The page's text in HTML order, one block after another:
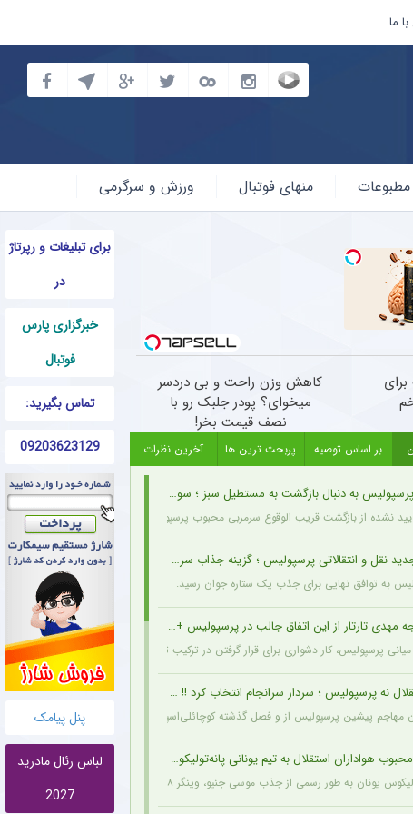
ما
منهای فوتبال ورزش و سرگرمی
برای تبلیغات و رپرتاژ
در
خبرگزاری پارس
فوتبال
تماس بگیرید:
09203623129
پنل پیامک
لباس رئال مادرید
2027
کاهش وزن راحت و بی دردسر
میخوای؟ پودر جلبک رو با
نصف قیمت بخر!
بر اساس توصیه پربحث ترین ها آخرین نظرات
به دنبال بازگشت به مستطیل سبز ؛ سورپرایز بزرگ در راه است ؟ + جزئیات
نشده از بازگشت قریب الوقوع سرمربی محبوب پرسپولیسی‌ها به دنیای فوتبال خبر می‌دهد.
نقل و انتقالاتی پرسپولیس ؛ گزینه جذاب سرخپوش می شود؟
به توافق نهایی برای جذب یک ستاره جوان رسید.
مهدی تارتار از این اتفاق جالب در پرسپولیس + عکس
پرسپولیس، کار دشواری برای قرار گرفتن در ترکیب ثابت این تیم خواهند داشت.
نه پرسپولیس ؛ سردار سرانجام انتخاب کرد !! + جزئیات
مهاجم پیشین پرسپولیس از و فصل گذشته کوچائلی‌اسپور، با قراردادی یک‌ساله به تیم
هواداران استقلال به تیم یونانی پانه‌تولیکوس پیوست
به طور رسمی از جذب موسی جنپو، وینگر ۲۸ ساله مالیایی سابق استقلال، با قراردادی دو ساله خبر داد.